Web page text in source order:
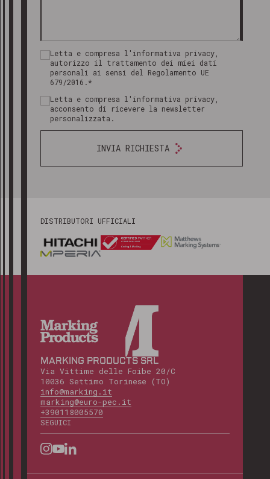
Letta e compresa l'informativa privacy,
autorizzo il trattamento dei miei dati
personali ai sensi del Regolamento UE
679/2016.*
Letta e compresa l'informativa privacy,
acconsento di ricevere la newsletter
personalizzata.
INVIA RICHIESTA
DISTRIBUTORI UFFICIALI
MARKING PRODUCTS SRL
Via Vittime delle Foibe 20/C
10036 Settimo Torinese (TO)
info@marking.it
marking@euro-pec.it
+390118005570
SEGUICI